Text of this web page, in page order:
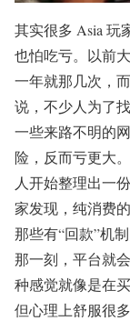
其实很多 Asia 玩
也怕吃亏。以前
一年就那几次，
说，不少人为了
一些来路不明的
险，反而亏更大
人开始整理出一
家发现，纯消费
那些有“回款”机
那一刻，平台就
种感觉就像是在
但心理上舒服很多